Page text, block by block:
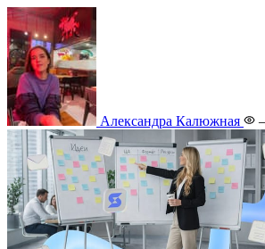
Александра Калюжная